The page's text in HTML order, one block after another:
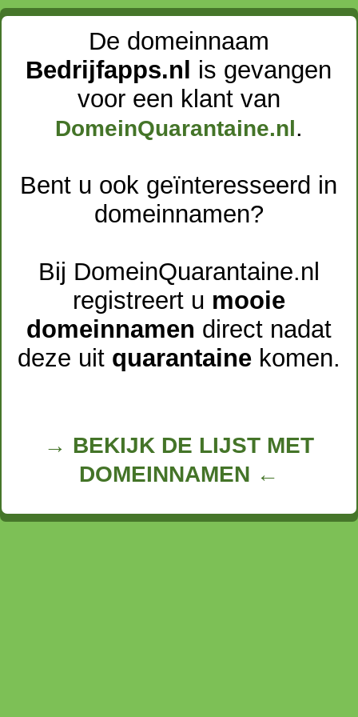
De domeinnaam
Bedrijfapps.nl
is gevangen
voor een klant van
DomeinQuarantaine.nl .
Bent u ook geïnteresseerd in
domeinnamen?
Bij DomeinQuarantaine.nl
registreert u mooie
domeinnamen direct nadat
deze uit quarantainekomen.
→ BEKIJK DE LIJST MET
DOMEINNAMEN ←